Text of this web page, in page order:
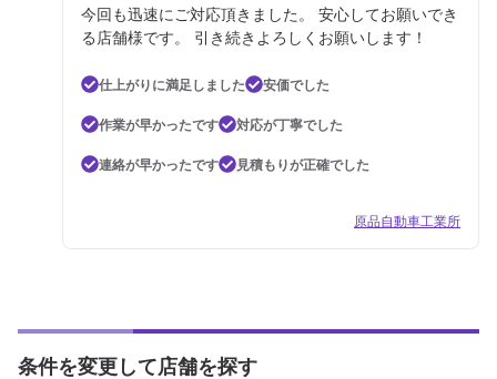
今回も迅速にご対応頂きました。 安心してお願いでき
る店舗様です。 引き続きよろしくお願いします！
仕上がりに満足しました
安価でした
作業が早かったです
対応が丁寧でした
連絡が早かったです
見積もりが正確でした
原品自動車工業所
条件を変更して店舗を探す